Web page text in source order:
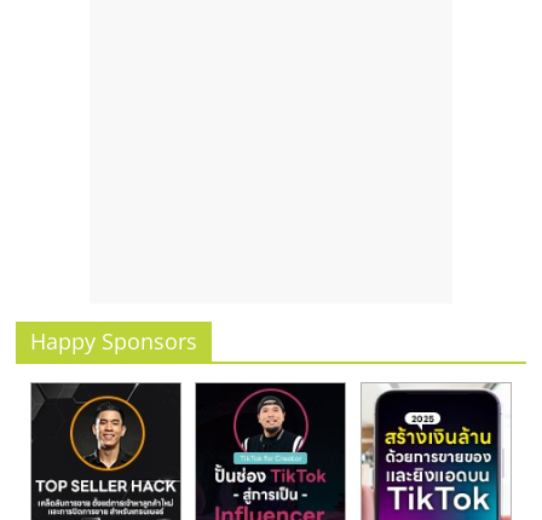
Happy Sponsors